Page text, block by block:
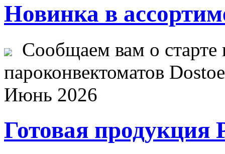
Новинка в
Сообщаем вам о старте
пароконвектоматов
Июнь 2026
Готовая продукция